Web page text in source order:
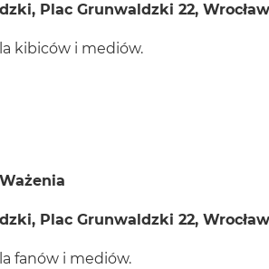
Plac Grunwaldzki 22, Wrocław
kibiców i mediów.
Plac Grunwaldzki 22, Wrocław
fanów i mediów.